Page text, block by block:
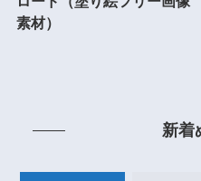
素材）
新着